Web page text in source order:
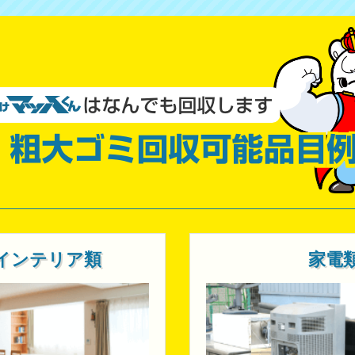
ンテリア類 家電